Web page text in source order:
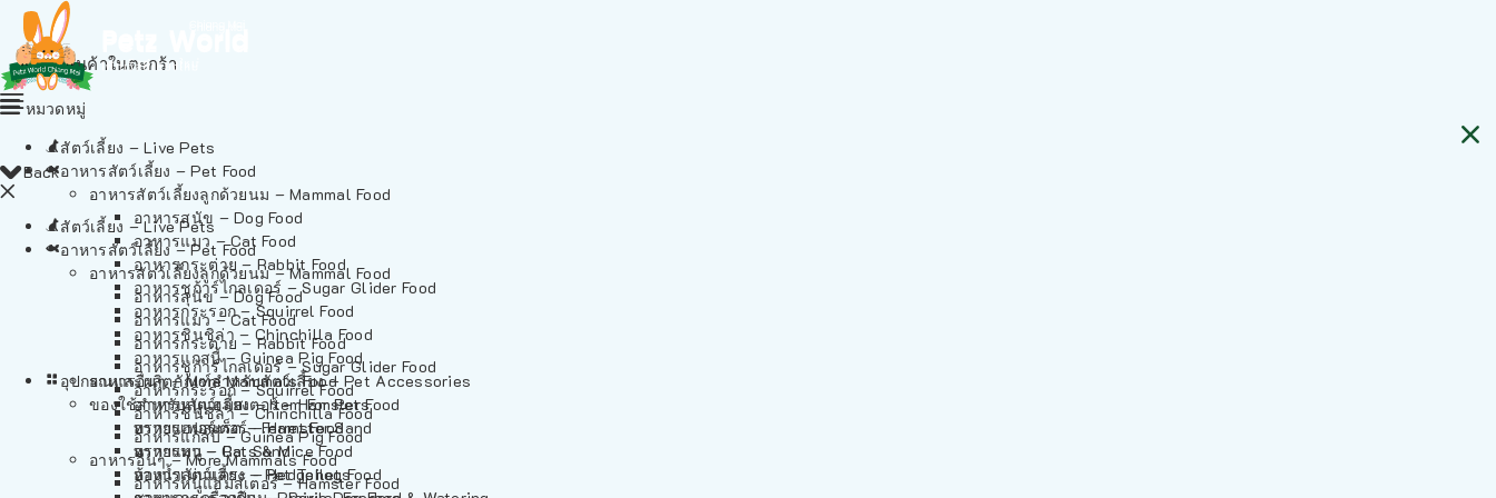
ไม่มีสินค้าในตะกร้า
Back
สัตว์เลี้ยง – Live Pets
อาหารสัตว์เลี้ยง – Pet Food
อาหารสัตว์เลี้ยงลูกด้วยนม – Mammal Food
อาหารสุนัข – Dog Food
อาหารแมว – Cat Food
อาหารกระต่าย – Rabbit Food
อาหารชูก้าร์ไกลเดอร์ – Sugar Glider Food
อาหารกระรอก – Squirrel Food
อาหารชินชิล่า – Chinchilla Food
อาหารแกสบี้ – Guinea Pig Food
อาหารอื่นๆ – More Mammals Food
อาหารหนูแฮมสเตอร์ – Hamster Food
หมวดหมู่
สัตว์เลี้ยง – Live Pets
อาหารสัตว์เลี้ยง – Pet Food
อาหารสัตว์เลี้ยงลูกด้วยนม – Mammal Food
อาหารสุนัข – Dog Food
อาหารแมว – Cat Food
อาหารกระต่าย – Rabbit Food
อาหารชูก้าร์ไกลเดอร์ – Sugar Glider Food
อาหารกระรอก – Squirrel Food
อาหารชินชิล่า – Chinchilla Food
อาหารแกสบี้ – Guinea Pig Food
อาหารอื่นๆ – More Mammals Food
อาหารหนูแฮมสเตอร์ – Hamster Food
อาหารเฟอร์เร็ต – Ferret Food
อาหารหนู – Rats & Mice Food
อาหารเม่นแคระ – Hedgehog Food
อุปกรณและผลิตภัณฑ์สำหรับสัตว์เลี้ยง – Pet Accessories
ของใช้สำหรับสัตว์เลี้ยง – Item For Pets
ทรายแฮมสเตอร์ – Hamster Sand
ทรายแมว – Cat Sand
ห้องน้ำสัตว์เลี้ยง – Pet Toilets